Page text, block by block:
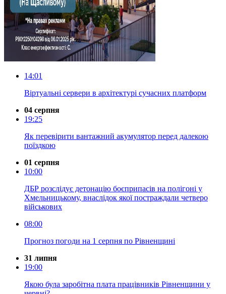
14:01
Віртуальні сервери в архітектурі сучасних платформ
04 серпня
19:25
Як перевірити вантажний акумулятор перед далекою
поїздкою
01 серпня
10:00
ДБР розслідує детонацію боєприпасів на полігоні у
Хмельницькому, внаслідок якої постраждали четверо
військових
08:00
Прогноз погоди на 1 серпня по Рівненщині
31 липня
19:00
Якою була заробітна плата працівників Рівненщини у